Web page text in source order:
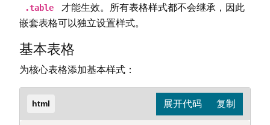
.table
才能生效。所有表格样式都不会继承，因此
嵌套表格可以独立设置样式。
基本表格
为核心表格添加基本样式：
html